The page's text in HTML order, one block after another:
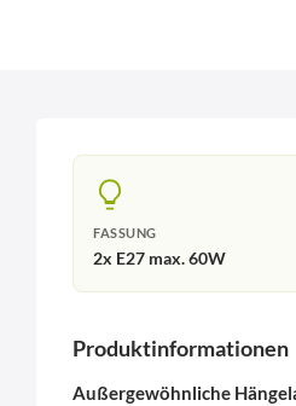
FASSUNG
2x E27 max. 60W
Produktinformationen
Außergewöhnliche